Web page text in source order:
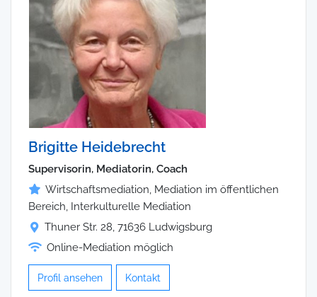
Brigitte Heidebrecht
Supervisorin, Mediatorin, Coach
Wirtschaftsmediation, Mediation im öffentlichen
Bereich, Interkulturelle Mediation
Thuner Str. 28, 71636 Ludwigsburg
Online-Mediation möglich
Profil ansehen Kontakt